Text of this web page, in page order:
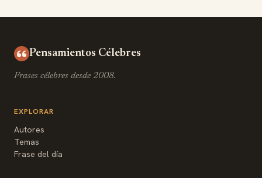
Pensamientos Célebres
Frases célebres desde 2008.
EXPLORAR
Autores
Temas
Frase del día